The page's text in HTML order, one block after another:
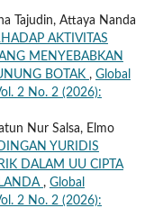
Tajudin, Attaya Nanda
AKTIVITAS
MENYEBABKAN
BOTAK , Global
2 No. 2 (2026):
Nur Salsa, Elmo
YURIDIS
DALAM UU CIPTA
, Global
2 No. 2 (2026):